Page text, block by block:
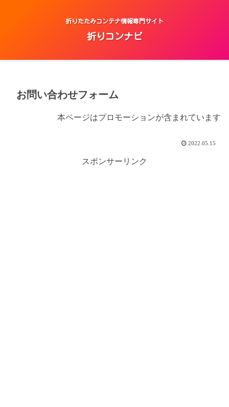
折りたたみコンテナ情報専門サイト
折りコンナビ
お問い合わせフォーム
本ページはプロモーションが含まれています
2022.05.15
スポンサーリンク